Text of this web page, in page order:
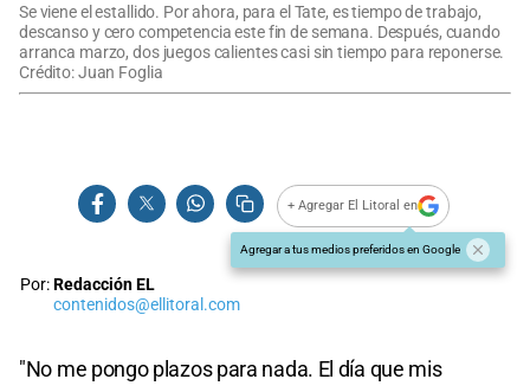
Se viene el estallido. Por ahora, para el Tate, es tiempo de trabajo,
descanso y cero competencia este fin de semana. Después, cuando
arranca marzo, dos juegos calientes casi sin tiempo para reponerse.
Crédito: Juan Foglia
+ Agregar El Litoral en
Agregar a tus medios preferidos en Google
Por:Redacción EL
contenidos@ellitoral.com
"No me pongo plazos para nada. El día que mis